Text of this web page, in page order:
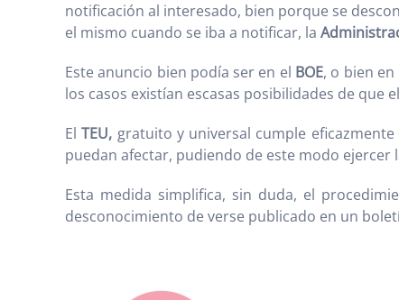
notificación al interesado, bien porque se
el mismo cuando se iba a notificar, la
Este anuncio bien podía ser en el BOE, o bien
los casos existían escasas posibilidades de
ElTEU, gratuito y universal cumple
puedan afectar, pudiendo de este modo
Esta medida simplifica, sin duda, el
desconocimiento de verse publicado en un